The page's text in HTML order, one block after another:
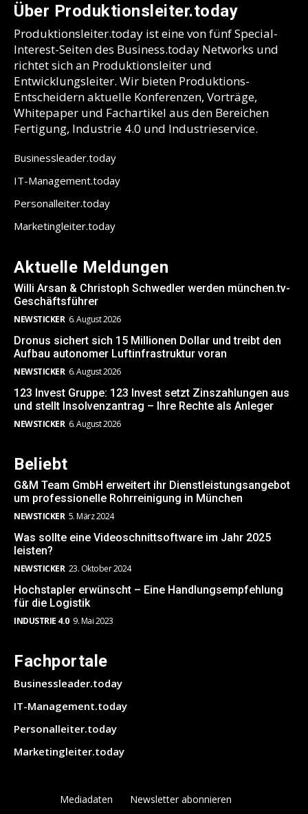
Über Produktionsleiter.today
Produktionsleiter.today ist eine von fünf Special-
Interest-Seiten des Business.today Networks und
richtet sich an Produktionsleiter und
Entwicklungsleiter. Wir bieten Produktions-
Entscheidern aktuelle Konferenzen, Vorträge,
Whitepaper und Fachartikel aus den Bereichen
Fertigung, Industrie 4.0 und Industrieservice.
Businessleader.today
IT-Management.today
Personalleiter.today
Marketingleiter.today
Aktuelle Meldungen
Willi Arsan & Christoph Schwedler werden münchen.tv-
Geschäftsführer
NEWSTICKER 6. August 2026
Dronus sichert sich 15 Millionen Dollar und treibt den
Aufbau autonomer Luftinfrastruktur voran
NEWSTICKER 6. August 2026
123 Invest Gruppe: 123 Invest setzt Zinszahlungen aus
und stellt Insolvenzantrag – Ihre Rechte als Anleger
NEWSTICKER 6. August 2026
Beliebt
G&M Team GmbH erweitert ihr Dienstleistungsangebot
um professionelle Rohrreinigung in München
NEWSTICKER 5. März 2024
Was sollte eine Videoschnittsoftware im Jahr 2025
leisten?
NEWSTICKER 23. Oktober 2024
Hochstapler erwünscht – Eine Handlungsempfehlung
für die Logistik
INDUSTRIE 4.0 9. Mai 2023
Fachportale
Businessleader.today
IT-Management.today
Personalleiter.today
Marketingleiter.today
Mediadaten
Newsletter abonnieren